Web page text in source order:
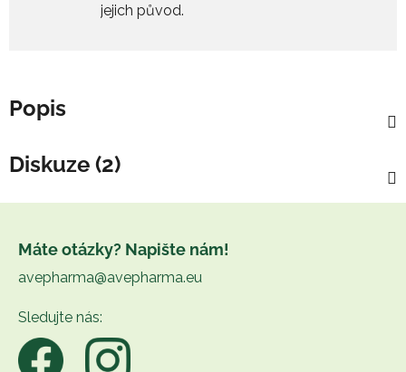
jejich původ.
Popis
Diskuze (2)
Máte otázky? Napište nám!
avepharma@avepharma.eu
Sledujte nás: